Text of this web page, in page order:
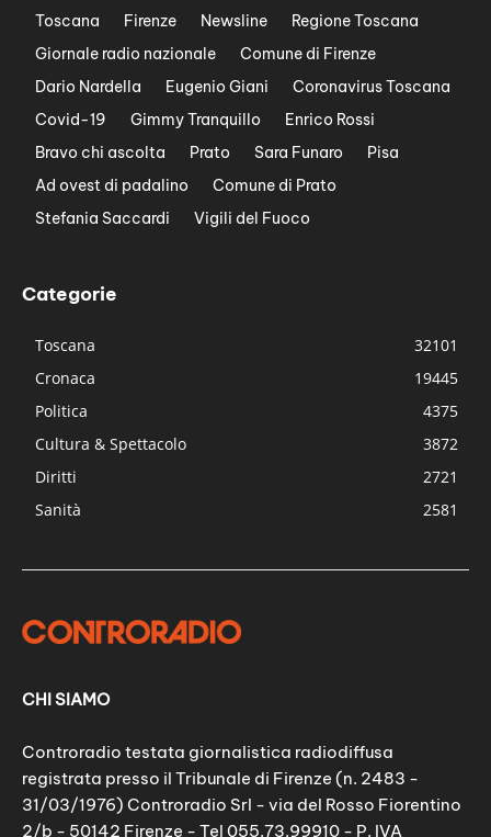
Toscana Firenze Newsline
Regione Toscana
Giornale radio nazionale
Comune di Firenze
Dario Nardella
Eugenio Giani
Coronavirus Toscana
Covid-19
Gimmy Tranquillo
Enrico Rossi
Bravo chi ascolta
Prato Sara Funaro
Pisa
Ad ovest di padalino
Comune di Prato
Stefania Saccardi
Vigili del Fuoco
Categorie
Toscana
32101
Cronaca
19445
Politica
4375
Cultura & Spettacolo
3872
Diritti
2721
Sanità
2581
CHI SIAMO
Controradio testata giornalistica radiodiffusa
registrata presso il Tribunale di Firenze (n. 2483 -
31/03/1976) Controradio Srl - via del Rosso Fiorentino
2/b - 50142 Firenze - Tel 055.73.99910 - P. IVA